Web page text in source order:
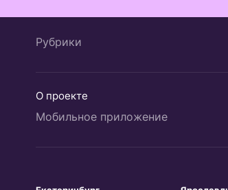
Рубрики
О проекте
Мобильное приложение